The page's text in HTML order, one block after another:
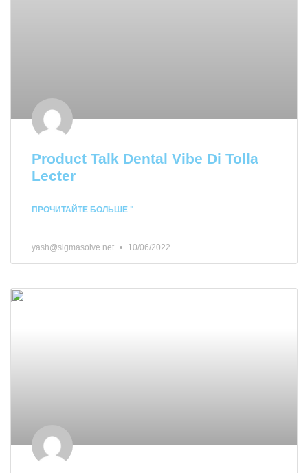
Product Talk Dental Vibe Di Tolla
Lecter
ПРОЧИТАЙТЕ БОЛЬШЕ "
yash@sigmasolve.net 10/06/2022